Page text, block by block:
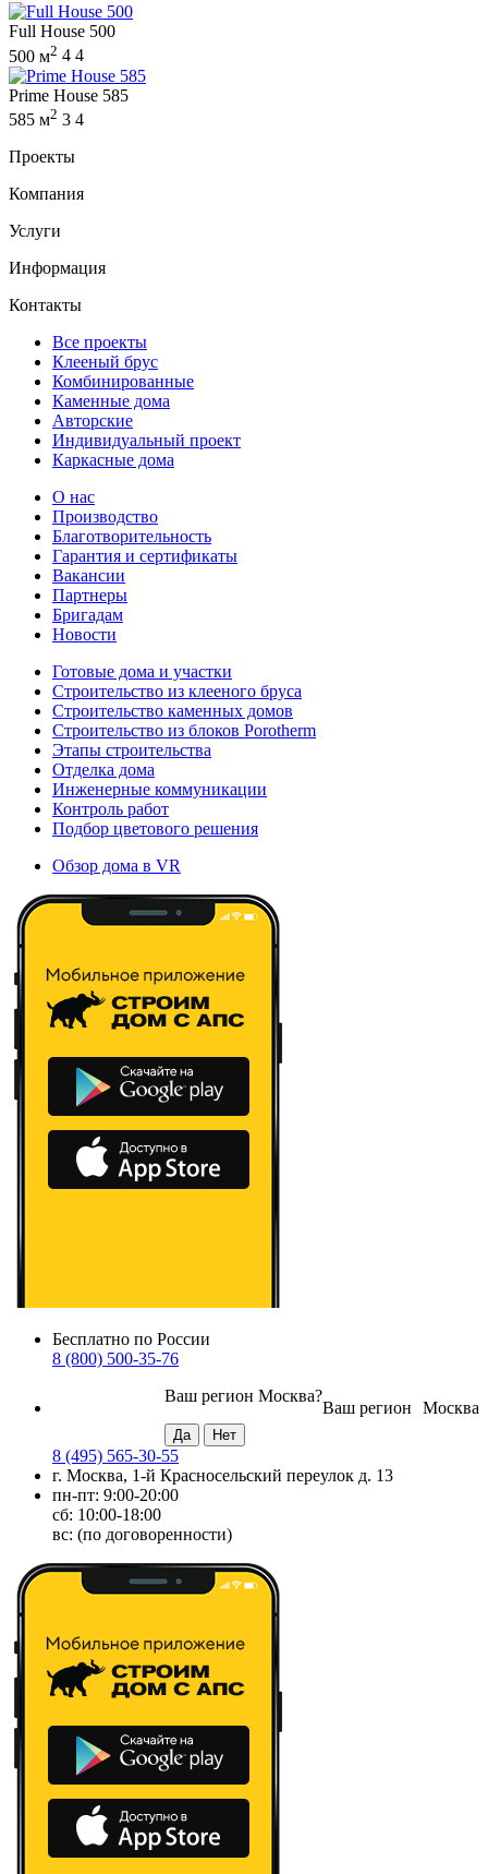
Full House 500
500 м2 4 4
Prime House 585
585 м2 3 4
Проекты
Компания
Услуги
Информация
Контакты
Все проекты
Клееный брус
Комбинированные
Каменные дома
Авторские
Индивидуальный проект
Каркасные дома
О нас
Производство
Благотворительность
Гарантия и сертификаты
Вакансии
Партнеры
Бригадам
Новости
Готовые дома и участки
Строительство из клееного бруса
Строительство каменных домов
Строительство из блоков Porotherm
Этапы строительства
Отделка дома
Инженерные коммуникации
Контроль работ
Подбор цветового решения
Обзор дома в VR
Бесплатно по России
8 (800) 500-35-76
Москва
Ваш регион
Ваш регион Москва?
8 (495) 565-30-55
г. Москва, 1-й Красносельский переулок д. 13
пн-пт: 9:00-20:00
сб: 10:00-18:00
вс: (по договоренности)